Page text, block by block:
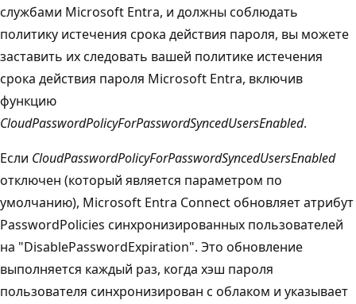
службами Microsoft Entra, и должны соблюдать
политику истечения срока действия пароля, вы можете
заставить их следовать вашей политике истечения
срока действия пароля Microsoft Entra, включив
функцию
CloudPasswordPolicyForPasswordSyncedUsersEnabled.
Если CloudPasswordPolicyForPasswordSyncedUsersEnabled
отключен (который является параметром по
умолчанию), Microsoft Entra Connect обновляет атрибут
PasswordPolicies синхронизированных пользователей
на "DisablePasswordExpiration". Это обновление
выполняется каждый раз, когда хэш пароля
пользователя синхронизирован с облаком и указывает